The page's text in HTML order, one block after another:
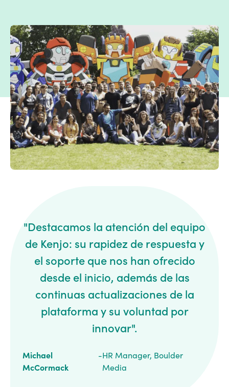
"Destacamos la atención del equipo
de Kenjo: su rapidez de respuesta y
el soporte que nos han ofrecido
desde el inicio, además de las
continuas actualizaciones de la
plataforma y su voluntad por
innovar".
Michael
McCormack
-HR Manager, Boulder
Media